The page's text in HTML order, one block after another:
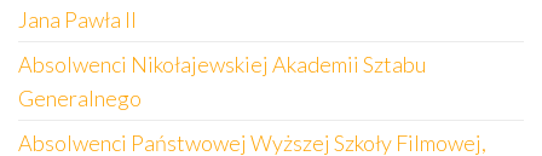
Jana Pawła II
Absolwenci Nikołajewskiej Akademii Sztabu
Generalnego
Absolwenci Państwowej Wyższej Szkoły Filmowej,